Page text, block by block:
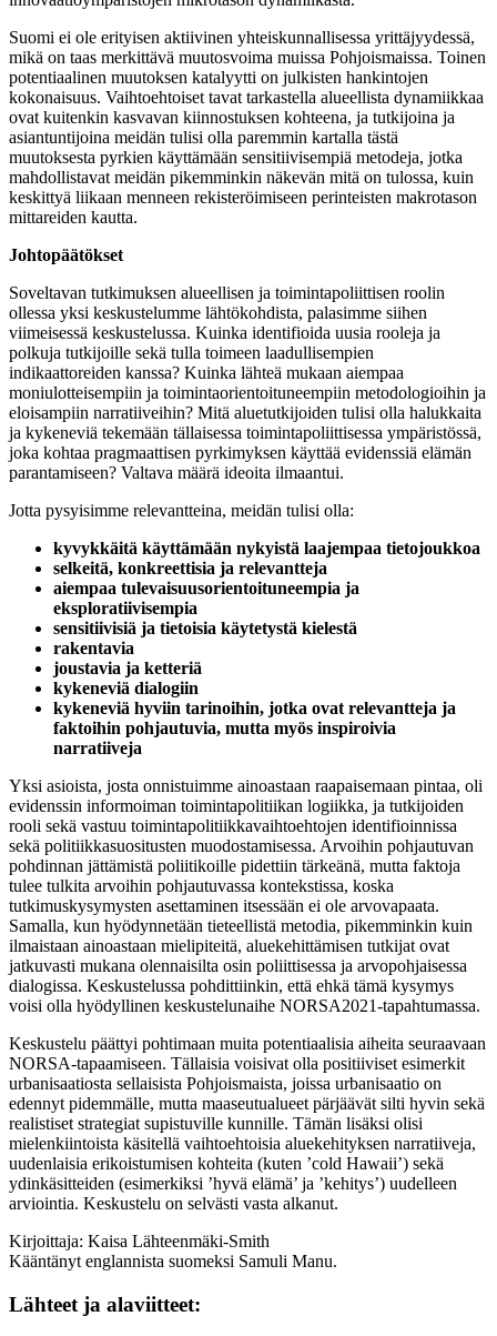
Suomi ei ole erityisen aktiivinen yhteiskunnallisessa yrittäjyydessä,
mikä on taas merkittävä muutosvoima muissa Pohjoismaissa. Toinen
potentiaalinen muutoksen katalyytti on julkisten hankintojen
kokonaisuus. Vaihtoehtoiset tavat tarkastella alueellista dynamiikkaa
ovat kuitenkin kasvavan kiinnostuksen kohteena, ja tutkijoina ja
asiantuntijoina meidän tulisi olla paremmin kartalla tästä
muutoksesta pyrkien käyttämään sensitiivisempiä metodeja, jotka
mahdollistavat meidän pikemminkin näkevän mitä on tulossa, kuin
keskittyä liikaan menneen rekisteröimiseen perinteisten makrotason
mittareiden kautta.
Johtopäätökset
Soveltavan tutkimuksen alueellisen ja toimintapoliittisen roolin
ollessa yksi keskustelumme lähtökohdista, palasimme siihen
viimeisessä keskustelussa. Kuinka identifioida uusia rooleja ja
polkuja tutkijoille sekä tulla toimeen laadullisempien
indikaattoreiden kanssa? Kuinka lähteä mukaan aiempaa
moniulotteisempiin ja toimintaorientoituneempiin metodologioihin ja
eloisampiin narratiiveihin? Mitä aluetutkijoiden tulisi olla halukkaita
ja kykeneviä tekemään tällaisessa toimintapoliittisessa ympäristössä,
joka kohtaa pragmaattisen pyrkimyksen käyttää evidenssiä elämän
parantamiseen? Valtava määrä ideoita ilmaantui.
Jotta pysyisimme relevantteina, meidän tulisi olla:
kyvykkäitä käyttämään nykyistä laajempaa tietojoukkoa
selkeitä, konkreettisia ja relevantteja
aiempaa tulevaisuusorientoituneempia ja
eksploratiivisempia
sensitiivisiä ja tietoisia käytetystä kielestä
rakentavia
joustavia ja ketteriä
kykeneviä dialogiin
kykeneviä hyviin tarinoihin, jotka ovat relevantteja ja
faktoihin pohjautuvia, mutta myös inspiroivia
narratiiveja
Yksi asioista, josta onnistuimme ainoastaan raapaisemaan pintaa, oli
evidenssin informoiman toimintapolitiikan logiikka, ja tutkijoiden
rooli sekä vastuu toimintapolitiikkavaihtoehtojen identifioinnissa
sekä politiikkasuositusten muodostamisessa. Arvoihin pohjautuvan
pohdinnan jättämistä poliitikoille pidettiin tärkeänä, mutta faktoja
tulee tulkita arvoihin pohjautuvassa kontekstissa, koska
tutkimuskysymysten asettaminen itsessään ei ole arvovapaata.
Samalla, kun hyödynnetään tieteellistä metodia, pikemminkin kuin
ilmaistaan ainoastaan mielipiteitä, aluekehittämisen tutkijat ovat
jatkuvasti mukana olennaisilta osin poliittisessa ja arvopohjaisessa
dialogissa. Keskustelussa pohdittiinkin, että ehkä tämä kysymys
voisi olla hyödyllinen keskustelunaihe NORSA2021-tapahtumassa.
Keskustelu päättyi pohtimaan muita potentiaalisia aiheita seuraavaan
NORSA-tapaamiseen. Tällaisia voisivat olla positiiviset esimerkit
urbanisaatiosta sellaisista Pohjoismaista, joissa urbanisaatio on
edennyt pidemmälle, mutta maaseutualueet pärjäävät silti hyvin sekä
realistiset strategiat supistuville kunnille. Tämän lisäksi olisi
mielenkiintoista käsitellä vaihtoehtoisia aluekehityksen narratiiveja,
uudenlaisia erikoistumisen kohteita (kuten ’cold Hawaii’) sekä
ydinkäsitteiden (esimerkiksi ’hyvä elämä’ ja ’kehitys’) uudelleen
arviointia. Keskustelu on selvästi vasta alkanut.
Kirjoittaja: Kaisa Lähteenmäki-Smith
Kääntänyt englannista suomeksi Samuli Manu.
Lähteet ja alaviitteet: